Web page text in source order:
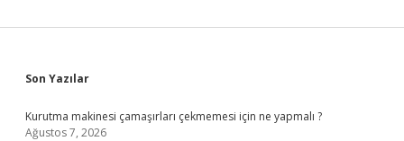
Sidebar
Son Yazılar
Kurutma makinesi çamaşırları çekmemesi için ne yapmalı ?
Ağustos 7, 2026